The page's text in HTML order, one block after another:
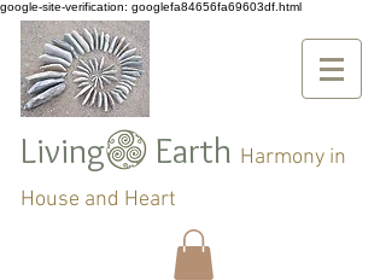
google-site-verification: googlefa84656fa69603df.html
Living Earth Harmony in
House and Heart